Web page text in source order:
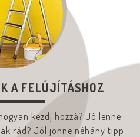
A FELÚJÍTÁSHOZ
kezdj hozzá? Jó lenne
rád? Jól jönne néhány tipp